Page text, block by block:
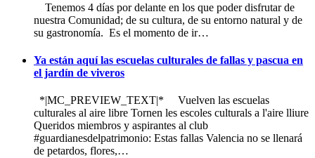
Tenemos 4 días por delante en los que poder disfrutar de
nuestra Comunidad; de su cultura, de su entorno natural y de
su gastronomía. Es el momento de ir…
Ya están aquí las escuelas culturales de fallas y pascua en
el jardín de viveros
*|MC_PREVIEW_TEXT|* Vuelven las escuelas
culturales al aire libre Tornen les escoles culturals a l'aire lliure
Queridos miembros y aspirantes al club
#guardianesdelpatrimonio: Estas fallas Valencia no se llenará
de petardos, flores,…